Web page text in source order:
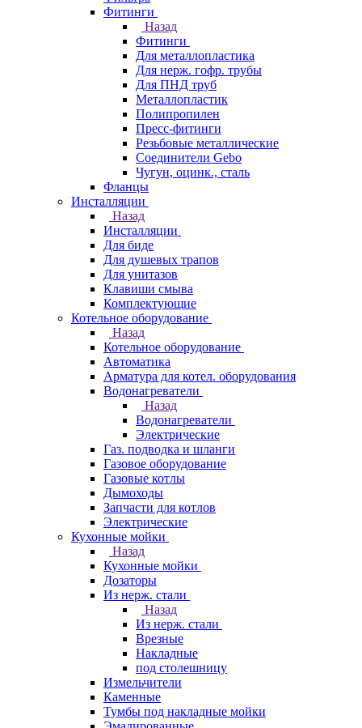
Фитинги
Назад
Фитинги
Для металлопластика
Для нерж. гофр. трубы
Для ПНД труб
Металлопластик
Полипропилен
Пресс-фитинги
Резьбовые металлические
Соединители Gebo
Чугун, оцинк., сталь
Фланцы
Инсталляции
Назад
Инсталляции
Для биде
Для душевых трапов
Для унитазов
Клавиши смыва
Комплектующие
Котельное оборудование
Назад
Котельное оборудование
Автоматика
Арматура для котел. оборудования
Водонагреватели
Назад
Водонагреватели
Электрические
Газ. подводка и шланги
Газовое оборудование
Газовые котлы
Дымоходы
Запчасти для котлов
Электрические
Кухонные мойки
Назад
Кухонные мойки
Дозаторы
Из нерж. стали
Назад
Из нерж. стали
Врезные
Накладные
под столешницу
Измельчители
Каменные
Тумбы под накладные мойки